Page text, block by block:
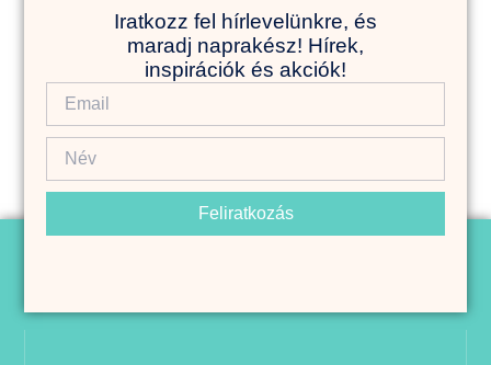
Iratkozz fel hírlevelünkre, és
maradj naprakész! Hírek,
inspirációk és akciók!
Feliratkozás